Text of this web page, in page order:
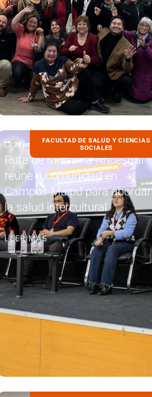
FACULTAD DE SALUD Y CIENCIAS
SOCIALES
28 junio, 2026
Ruta de Medicina Ancestral
reúne a comunidad en
Campus Maipú para abordar
la salud intercultural
LEER MÁS